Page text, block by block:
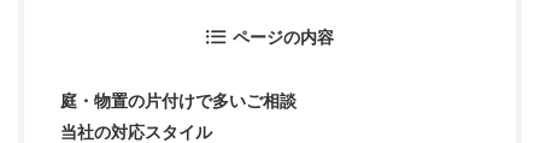
ページの内容
庭・物置の片付けで多いご相談
当社の対応スタイル